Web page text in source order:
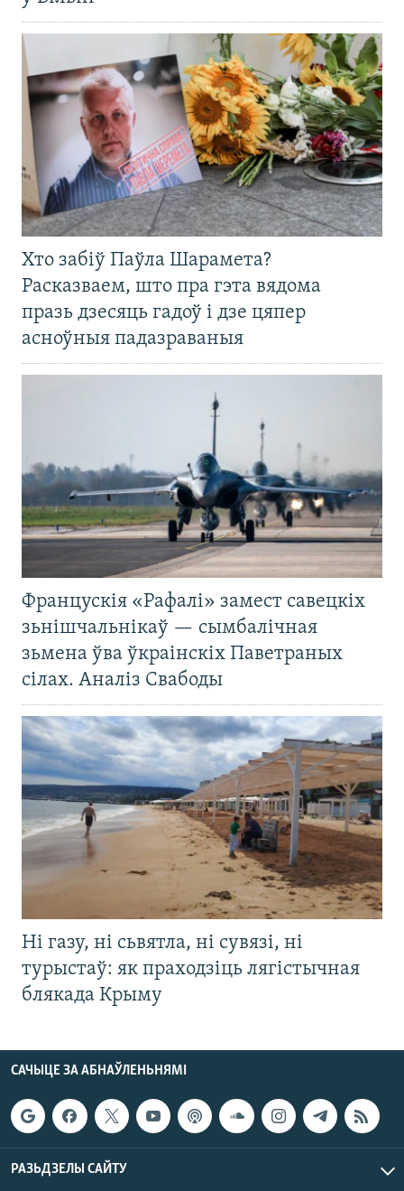
Хто забіў Паўла Шарамета?
Расказваем, што пра гэта вядома
празь дзесяць гадоў і дзе цяпер
асноўныя падазраваныя
Францускія «Рафалі» замест савецкіх
зьнішчальнікаў — сымбалічная
зьмена ўва ўкраінскіх Паветраных
сілах. Аналіз Свабоды
Ні газу, ні сьвятла, ні сувязі, ні
турыстаў: як праходзіць лягістычная
блякада Крыму
САЧЫЦЕ ЗА АБНАЎЛЕНЬНЯМІ
РАЗЬДЗЕЛЫ САЙТУ